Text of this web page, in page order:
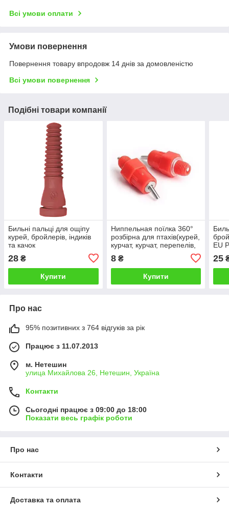
Всі умови оплати
Умови повернення
Повернення товару впродовж 14 днів за домовленістю
Всі умови повернення
Подібні товари компанії
Бильні пальці для ощіпу
курей, бройлерів, індиків
та качок
28 ₴
Купити
Ниппельная поїлка 360°
розбірна для птахів(курей,
курчат, курчат, перепелів,
індиків, бройлерів, качок,
гусей).
8₴
Купити
EU
25
Про нас
95% позитивних з 764 відгуків за рік
Працює з 11.07.2013
м. Нетешин
улица Михайлова 26, Нетешин, Україна
Контакти
Сьогодні працює з 09:00 до 18:00
Показати весь графік роботи
Про нас
Контакти
Доставка та оплата